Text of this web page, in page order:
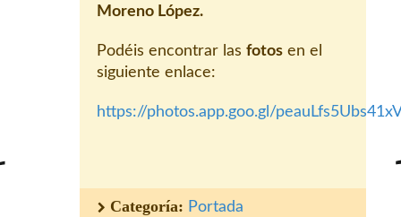
Moreno López.
Podéis encontrar las fotos en el
siguiente enlace:
https://photos.app.goo.gl/
Categoría: Portada